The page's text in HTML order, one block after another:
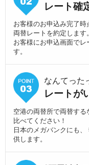
レート確
お客様のお申込み完了
両替レートを約定します。
お客様にお申込画面で
す。
なんてった
レートが
空港の両替所で両替する
比べてください！
日本のメガバンクにも
供します。